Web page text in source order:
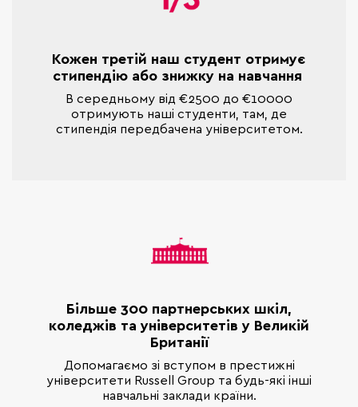
Кожен третій наш студент отримує
стипендію або знижку на навчання
В середньому від €2500 до €10000
отримують наші студенти, там, де
стипендія передбачена університетом.
Більше 300 партнерських шкіл,
коледжів та університетів у Великій
Британії
Допомагаємо зі вступом в престижні
університети Russell Group та будь-які інші
навчальні заклади країни.